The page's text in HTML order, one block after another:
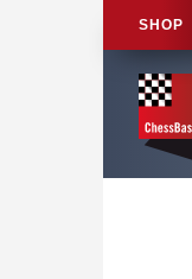
SHOP